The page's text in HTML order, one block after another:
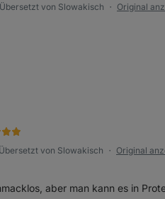
Übersetzt von Slowakisch ●
Original
Übersetzt von Slowakisch ●
Original
aber man kann es in